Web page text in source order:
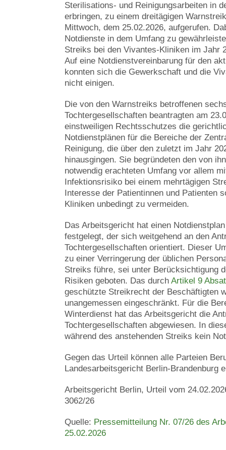
Sterilisations- und Reinigungsarbeiten in
erbringen, zu einem dreitägigen
Mittwoch, dem 25.02.2026, aufgerufen.
Notdienste in dem Umfang zu
Streiks bei den Vivantes-Kliniken im Jahr
Auf eine Notdienstvereinbarung für den
konnten sich die Gewerkschaft und die
nicht einigen.
Die von den Warnstreiks betroffenen
Tochtergesellschaften beantragten am
einstweiligen Rechtsschutzes die
Notdienstplänen für die Bereiche der
Reinigung, die über den zuletzt im Jahr
hinausgingen. Sie begründeten den von
notwendig erachteten Umfang vor allem
Infektionsrisiko bei einem mehrtägigen
Interesse der Patientinnen und Patienten
Kliniken unbedingt zu vermeiden.
Das Arbeitsgericht hat einen
festgelegt, der sich weitgehend an den
Tochtergesellschaften orientiert. Dieser
zu einer Verringerung der üblichen
Streiks führe, sei unter Berücksichtigung
Risiken geboten. Das durch Artikel 9
geschützte Streikrecht der Beschäftigten
unangemessen eingeschränkt. Für die
Winterdienst hat das Arbeitsgericht die
Tochtergesellschaften abgewiesen. In
während des anstehenden Streiks kein
Gegen das Urteil können alle Parteien
Landesarbeitsgericht Berlin-Brandenburg
Arbeitsgericht Berlin, Urteil vom
3062/26
Quelle: Pressemitteilung Nr. 07/26 des
25.02.2026